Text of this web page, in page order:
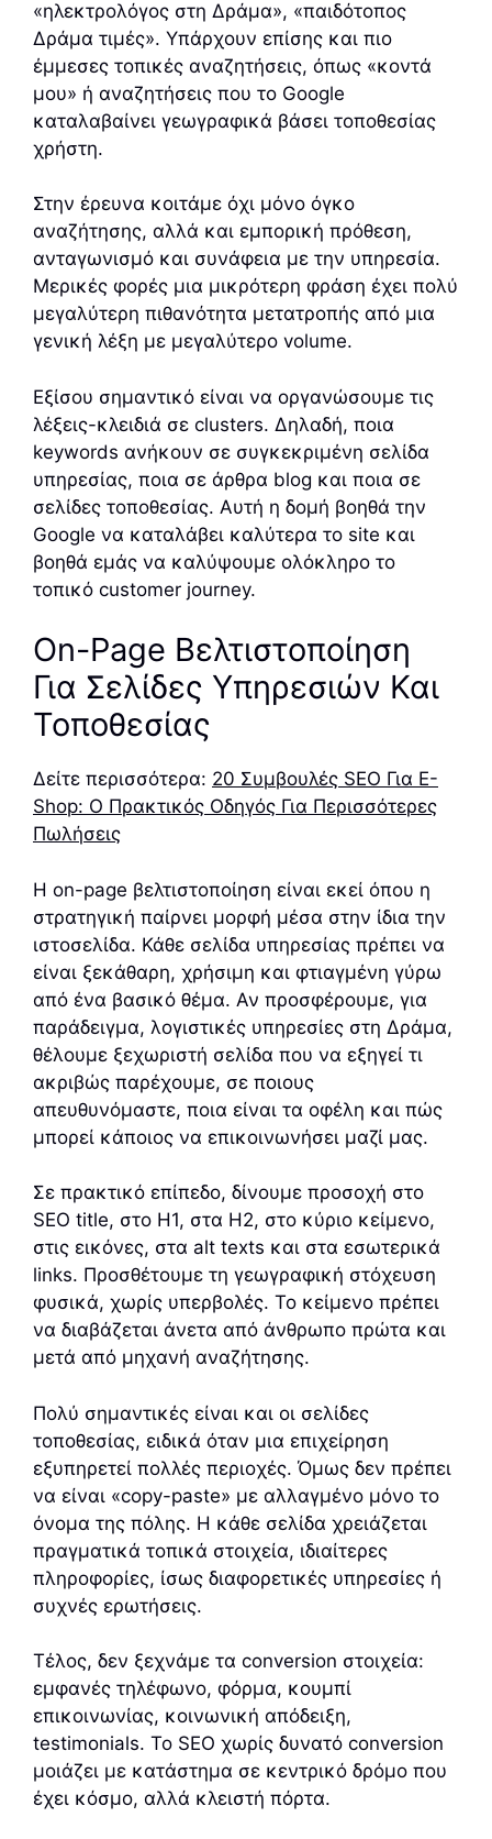
«ηλεκτρολόγος στη Δράμα», «παιδότοπος
Δράμα τιμές». Υπάρχουν επίσης και πιο
έμμεσες τοπικές αναζητήσεις, όπως «κοντά
μου» ή αναζητήσεις που το Google
καταλαβαίνει γεωγραφικά βάσει τοποθεσίας
χρήστη.
Στην έρευνα κοιτάμε όχι μόνο όγκο
αναζήτησης, αλλά και εμπορική πρόθεση,
ανταγωνισμό και συνάφεια με την υπηρεσία.
Μερικές φορές μια μικρότερη φράση έχει πολύ
μεγαλύτερη πιθανότητα μετατροπής από μια
γενική λέξη με μεγαλύτερο volume.
Εξίσου σημαντικό είναι να οργανώσουμε τις
λέξεις-κλειδιά σε clusters. Δηλαδή, ποια
keywords ανήκουν σε συγκεκριμένη σελίδα
υπηρεσίας, ποια σε άρθρα blog και ποια σε
σελίδες τοποθεσίας. Αυτή η δομή βοηθά την
Google να καταλάβει καλύτερα το site και
βοηθά εμάς να καλύψουμε ολόκληρο το
τοπικό customer journey.
On-Page Βελτιστοποίηση
Για Σελίδες Υπηρεσιών Και
Τοποθεσίας
Δείτε περισσότερα: 20 Συμβουλές SEO Για E-
Shop: Ο Πρακτικός Οδηγός Για Περισσότερες
Πωλήσεις
Η on-page βελτιστοποίηση είναι εκεί όπου η
στρατηγική παίρνει μορφή μέσα στην ίδια την
ιστοσελίδα. Κάθε σελίδα υπηρεσίας πρέπει να
είναι ξεκάθαρη, χρήσιμη και φτιαγμένη γύρω
από ένα βασικό θέμα. Αν προσφέρουμε, για
παράδειγμα, λογιστικές υπηρεσίες στη Δράμα,
θέλουμε ξεχωριστή σελίδα που να εξηγεί τι
ακριβώς παρέχουμε, σε ποιους
απευθυνόμαστε, ποια είναι τα οφέλη και πώς
μπορεί κάποιος να επικοινωνήσει μαζί μας.
Σε πρακτικό επίπεδο, δίνουμε προσοχή στο
SEO title, στο H1, στα H2, στο κύριο κείμενο,
στις εικόνες, στα alt texts και στα εσωτερικά
links. Προσθέτουμε τη γεωγραφική στόχευση
φυσικά, χωρίς υπερβολές. Το κείμενο πρέπει
να διαβάζεται άνετα από άνθρωπο πρώτα και
μετά από μηχανή αναζήτησης.
Πολύ σημαντικές είναι και οι σελίδες
τοποθεσίας, ειδικά όταν μια επιχείρηση
εξυπηρετεί πολλές περιοχές. Όμως δεν πρέπει
να είναι «copy-paste» με αλλαγμένο μόνο το
όνομα της πόλης. Η κάθε σελίδα χρειάζεται
πραγματικά τοπικά στοιχεία, ιδιαίτερες
πληροφορίες, ίσως διαφορετικές υπηρεσίες ή
συχνές ερωτήσεις.
Τέλος, δεν ξεχνάμε τα conversion στοιχεία:
εμφανές τηλέφωνο, φόρμα, κουμπί
επικοινωνίας, κοινωνική απόδειξη,
testimonials. Το SEO χωρίς δυνατό conversion
μοιάζει με κατάστημα σε κεντρικό δρόμο που
έχει κόσμο, αλλά κλειστή πόρτα.